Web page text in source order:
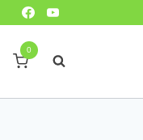
0